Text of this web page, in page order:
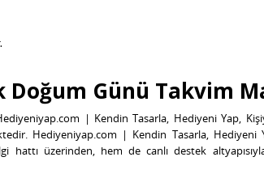
Doğum Günü Takvim
| Kendin Tasarla, Hediyeni Yap,
Hediyeniyap.com | Kendin Tasarla,
üzerinden, hem de canlı destek